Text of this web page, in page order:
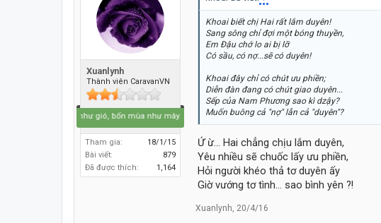
Xuanlynh
Thành viên CaravanVN
Bốn mùa như gió, bốn mùa như mây...
Tham gia:
18/1/15
Bài viết:
879
Đã được thích:
1,164
Khoai biết chị Hai rất lắm duyên!
Sang sông chỉ đợi một bóng thuyền,
Em Đậu chớ lo ai bị lỡ
Có sầu, có nợ...sẽ có duyên!
Khoai đây chỉ có chút ưu phiền;
Diễn đàn đang có chút giao duyên...
Sếp của Nam Phương sao kì dzậy?
Muốn buông cả "nợ" lẫn cả "duyên"?
Ứ ừ... Hai chẳng chịu lắm duyên,
Yêu nhiều sẽ chuốc lấy ưu phiền,
Hỏi người khéo thả tơ duyên ấy
Giờ vướng tơ tình... sao bình yên ?!
Xuanlynh 20/4/16